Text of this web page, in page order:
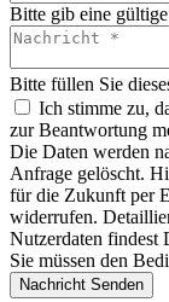
Bitte gib eine
Bitte füllen Sie
Ich stimme zu,
zur Beantwortung
Die Daten werden
Anfrage gelöscht.
für die Zukunft per
widerrufen.
Nutzerdaten findest
Sie müssen den
Nachricht Senden